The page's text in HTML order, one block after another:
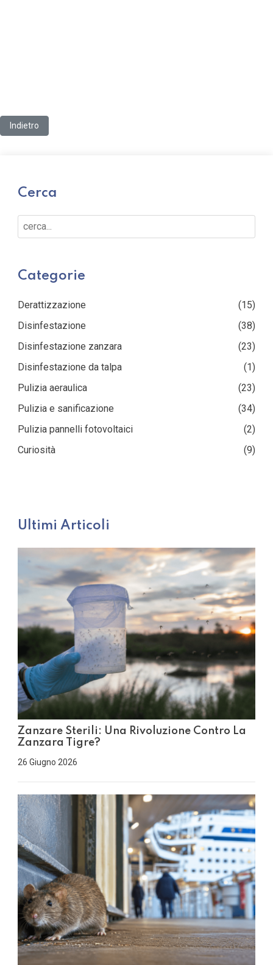
Articolo precedente: Valutazione del Rischio Legionellosi
Indietro
Cerca
Cerca...
Categorie
Derattizzazione
(15)
Disinfestazione
(38)
Disinfestazione zanzara
(23)
Disinfestazione da talpa
(1)
Pulizia aeraulica
(23)
Pulizia e sanificazione
(34)
Pulizia pannelli fotovoltaici
(2)
Curiosità
(9)
Ultimi Articoli
Zanzare Sterili: Una Rivoluzione Contro La
Zanzara Tigre?
26 Giugno 2026